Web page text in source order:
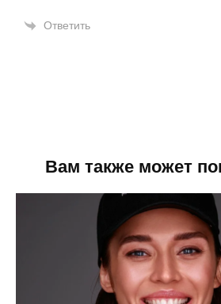
Ответить
Вам также может